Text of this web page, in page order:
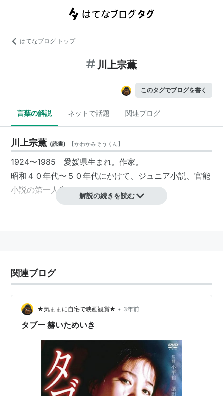
はてなブログ トップ
川上宗薫
このタグでブログを書く
言葉の解説 ネットで話題 関連ブログ
川上宗薫 (読書) 【かわかみそうくん】
1924〜1985 愛媛県生まれ。作家。
昭和４０年代〜５０年代にかけて、ジュニア小説、官能
小説の第一人者であった。
解説の続きを読む
関連ブログ
★気ままに自宅で映画観賞★ • 3年前
タブー 赫いためいき